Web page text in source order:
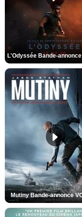
Mutiny Bande-annonce